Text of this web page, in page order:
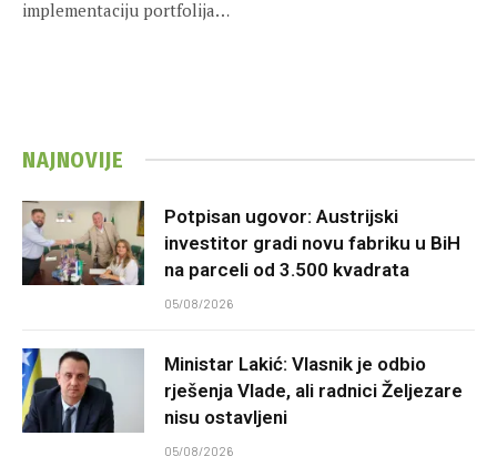
implementaciju portfolija…
NAJNOVIJE
Potpisan ugovor: Austrijski
investitor gradi novu fabriku u BiH
na parceli od 3.500 kvadrata
05/08/2026
Ministar Lakić: Vlasnik je odbio
rješenja Vlade, ali radnici Željezare
nisu ostavljeni
05/08/2026